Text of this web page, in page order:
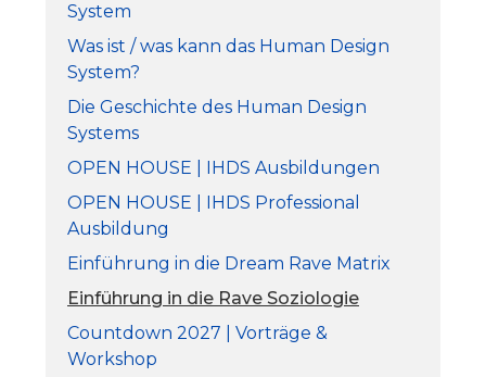
System
Was ist / was kann das Human Design
System?
Die Geschichte des Human Design
Systems
OPEN HOUSE | IHDS Ausbildungen
OPEN HOUSE | IHDS Professional
Ausbildung
Einführung in die Dream Rave Matrix
Einführung in die Rave Soziologie
Countdown 2027 | Vorträge &
Workshop